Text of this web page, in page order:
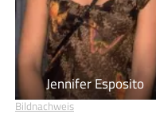
Jennifer Esposito
Bildnachweis